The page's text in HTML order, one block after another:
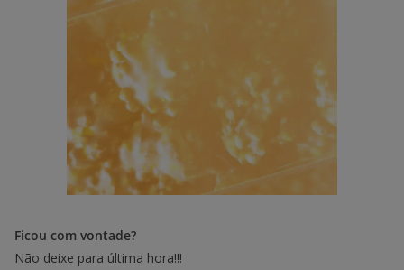
Ficou com vontade?
Não deixe para última hora!!!